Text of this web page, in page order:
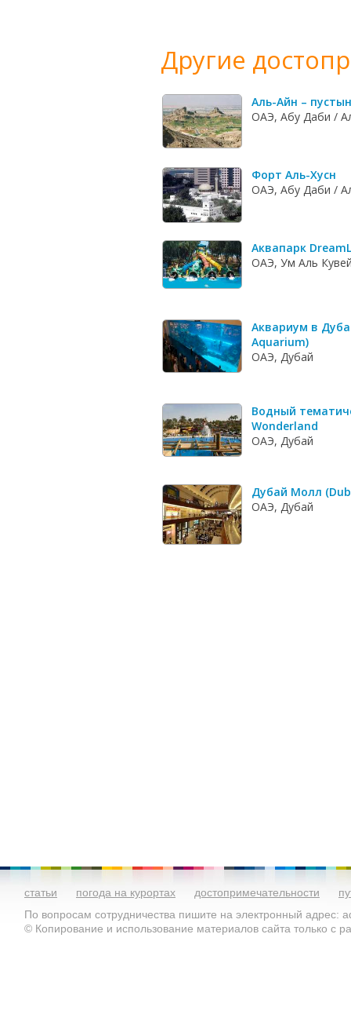
Другие
Аль-Айн –
ОАЭ, Абу Даби /
Форт Аль-Хусн
ОАЭ, Абу Даби /
Аквапарк
ОАЭ, Ум Аль
Аквариум в
Aquarium)
ОАЭ, Дубай
Водный
Wonderland
ОАЭ, Дубай
Дубай Молл
ОАЭ, Дубай
статьи погода на курортах достопримечательности
По вопросам сотрудничества пишите на электронный адрес:
© Копирование и использование материалов сайта только с